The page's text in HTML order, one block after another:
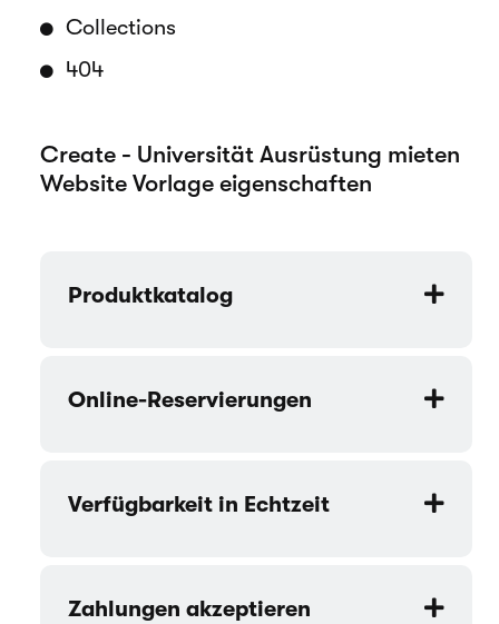
Collections
404
Create - Universität Ausrüstung mieten
Website Vorlage eigenschaften
Produktkatalog
Online-Reservierungen
Verfügbarkeit in Echtzeit
Zahlungen akzeptieren